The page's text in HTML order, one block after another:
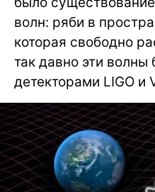
волн: ряби в
которая свободно
так давно эти
детекторами LIGO и